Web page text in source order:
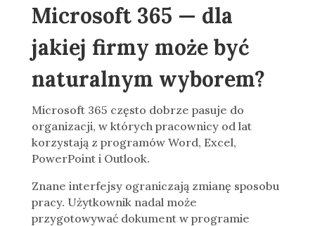
Microsoft 365 — dla
jakiej firmy może być
naturalnym wyborem?
Microsoft 365 często dobrze pasuje do
organizacji, w których pracownicy od lat
korzystają z programów Word, Excel,
PowerPoint i Outlook.
Znane interfejsy ograniczają zmianę sposobu
pracy. Użytkownik nadal może
przygotowywać dokument w programie